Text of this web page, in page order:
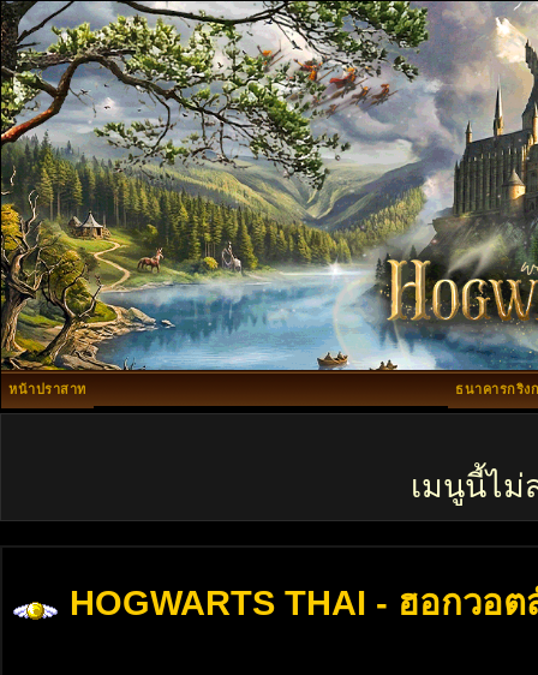
หน้าปราสาท ธนาคารกริง
เมนูนี้ไม่
HOGWARTS THAI - ฮอกวอต